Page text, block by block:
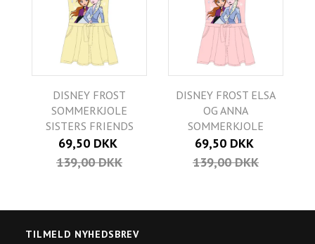
DISNEY FROST
SOMMERKJOLE
SISTERS FRIENDS
69,50 DKK
139,00 DKK
DISNEY FROST ELSA
OG ANNA
SOMMERKJOLE
69,50 DKK
139,00 DKK
TILMELD NYHEDSBREV